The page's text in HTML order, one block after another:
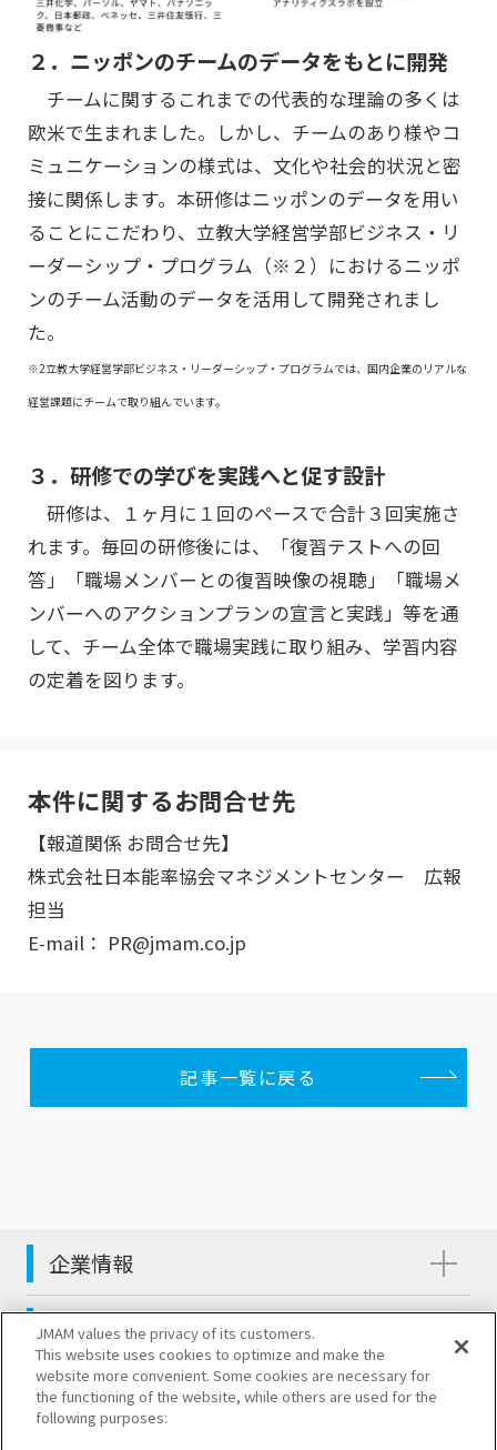
２．ニッポンのチームのデータをもとに開発
チームに関するこれまでの代表的な理論の多くは
欧米で生まれました。しかし、チームのあり様やコ
ミュニケーションの様式は、文化や社会的状況と密
接に関係します。本研修はニッポンのデータを用い
ることにこだわり、立教大学経営学部ビジネス・リ
ーダーシップ・プログラム（※２）におけるニッポ
ンのチーム活動のデータを活用して開発されまし
た。
※2立教大学経営学部ビジネス・リーダーシップ・プログラムでは、国内企業のリアルな
経営課題にチームで取り組んでいます。
３．研修での学びを実践へと促す設計
研修は、１ヶ月に１回のペースで合計３回実施さ
れます。毎回の研修後には、「復習テストへの回
答」「職場メンバーとの復習映像の視聴」「職場メ
ンバーへのアクションプランの宣言と実践」等を通
して、チーム全体で職場実践に取り組み、学習内容
の定着を図ります。
本件に関するお問合せ先
【報道関係 お問合せ先】
株式会社日本能率協会マネジメントセンター 広報
担当
E-mail： PR@jmam.co.jp
記事一覧に戻る
企業情報
サステナビリティ
商品・サービス
JMAM values the privacy of its customers.
This website uses cookies to optimize and make the
website more convenient. Some cookies are necessary for
the functioning of the website, while others are used for the
following purposes: